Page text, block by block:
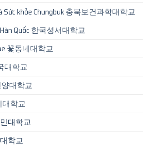
Sức khỏe Chungbuk 충북보건과학대학교
Quốc 한국성서대학교
꽃동네대학교
대학교
양대학교
대학교
대학교
학교